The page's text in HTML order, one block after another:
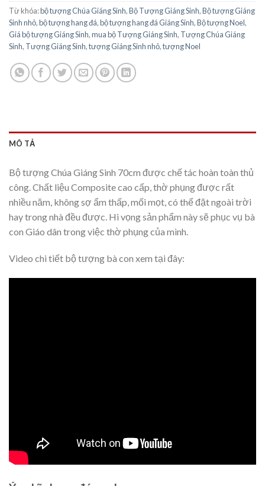
Từ khóa:bộ tượng Chúa Giáng Sinh,Bộ Tượng Giáng Sinh,Bộ tượng Giáng
Sinh nhỏ,bộ tượng hang đá,bộ tượng hang đá Giáng Sinh,Bộ tượng Noel,
Giá bộ tượng Giáng Sinh,mua bộ Tượng Giáng Sinh, Tượng Chúa Giáng
Sinh, Tượng Giáng Sinh,tượng Giáng Sinh nhỏ,tượng Noel
MÔ TẢ
Bộ tượng Chúa Giáng Sinh 70cm được chế tác hoàn toàn thủ
công. Chất liệu Composite cao cấp, thờ phụng được rất
nhiều năm, không sợ ẩm thấp, mối mọt, có thể đặt ngoài trời
hay trong nhà đều được. Hi vọng sản phẩm này sẽ phục vụ bà
con Giáo dân trong việc thờ phụng của mình.
Video chi tiết bộ tượng bà con xem tại đây: